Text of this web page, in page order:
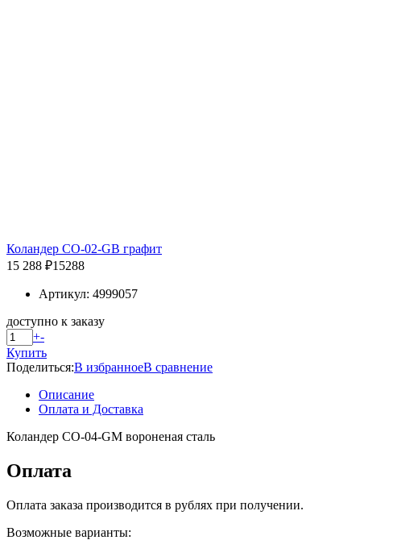
Коландер CO-02-GB графит
15 288 ₽15288
Артикул: 4999057
доступно к заказу
+-
Купить
Поделиться:В избранноеВ сравнение
Описание
Оплата и Доставка
Коландер CO-04-GM вороненая сталь
Оплата
Оплата заказа производится в рублях при получении.
Возможные варианты: